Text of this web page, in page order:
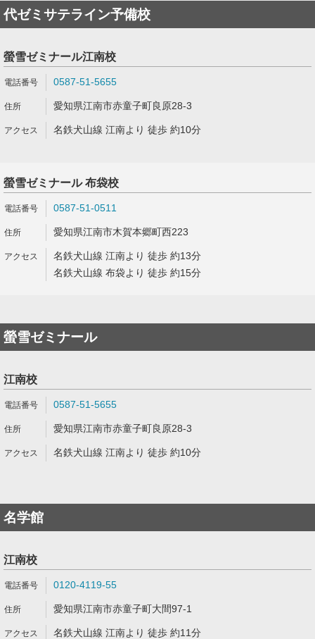
代ゼミサテライン予備校
螢雪ゼミナール江南校
0587-51-5655
愛知県江南市赤童子町良原28-3
名鉄犬山線 江南より 徒歩 約10分
螢雪ゼミナール 布袋校
0587-51-0511
愛知県江南市木賀本郷町西223
名鉄犬山線 江南より 徒歩 約13分
名鉄犬山線 布袋より 徒歩 約15分
螢雪ゼミナール
江南校
0587-51-5655
愛知県江南市赤童子町良原28-3
名鉄犬山線 江南より 徒歩 約10分
名学館
江南校
0120-4119-55
愛知県江南市赤童子町大間97-1
名鉄犬山線 江南より 徒歩 約11分